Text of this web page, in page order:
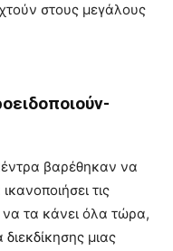
στους μεγάλους
βαρέθηκαν να
τις
να τα κάνει όλα τώρα,
διεκδίκησης μιας